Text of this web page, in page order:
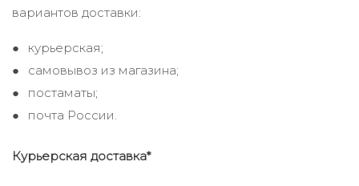
вариантов доставки:
курьерская;
самовывоз из магазина;
постаматы;
почта России.
Курьерская доставка*